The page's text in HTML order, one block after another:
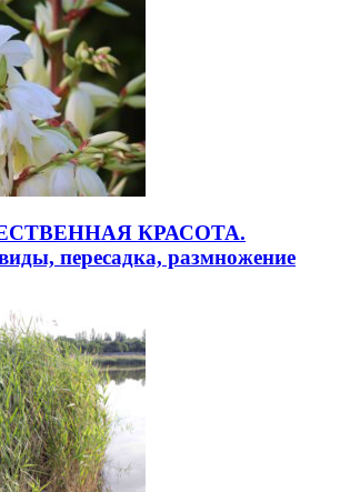
КРАСОТА.
пересадка, размножение